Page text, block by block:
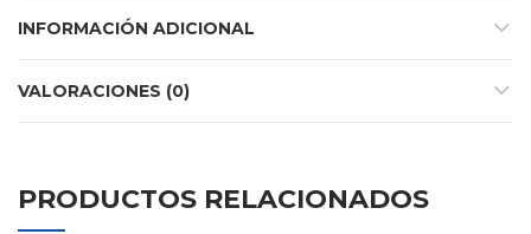
INFORMACIÓN ADICIONAL
VALORACIONES (0)
PRODUCTOS RELACIONADOS